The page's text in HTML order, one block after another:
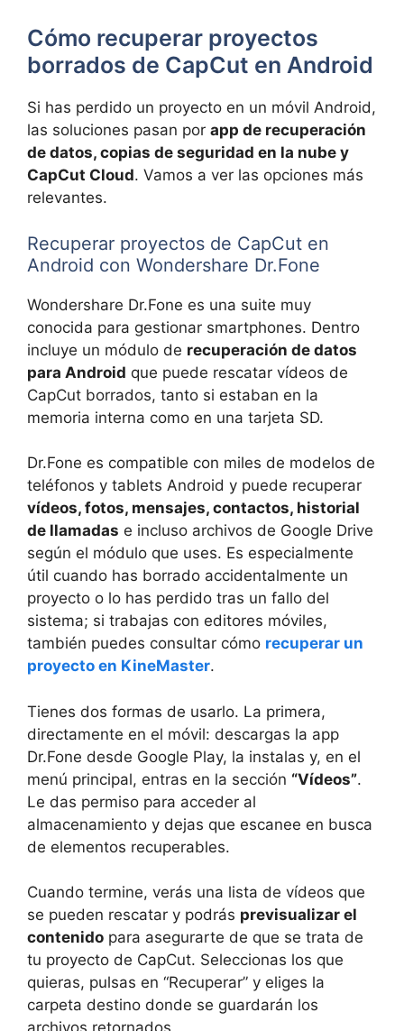
Cómo recuperar proyectos
borrados de CapCut en Android
Si has perdido un proyecto en un móvil Android,
las soluciones pasan por app de recuperación
de datos, copias de seguridad en la nube y
CapCut Cloud. Vamos a ver las opciones más
relevantes.
Recuperar proyectos de CapCut en
Android con Wondershare Dr.Fone
Wondershare Dr.Fone es una suite muy
conocida para gestionar smartphones. Dentro
incluye un módulo de recuperación de datos
para Android que puede rescatar vídeos de
CapCut borrados, tanto si estaban en la
memoria interna como en una tarjeta SD.
Dr.Fone es compatible con miles de modelos de
teléfonos y tablets Android y puede recuperar
vídeos, fotos, mensajes, contactos, historial
de llamadas e incluso archivos de Google Drive
según el módulo que uses. Es especialmente
útil cuando has borrado accidentalmente un
proyecto o lo has perdido tras un fallo del
sistema; si trabajas con editores móviles,
también puedes consultar cómo recuperar un
proyecto en KineMaster.
Tienes dos formas de usarlo. La primera,
directamente en el móvil: descargas la app
Dr.Fone desde Google Play, la instalas y, en el
menú principal, entras en la sección “Vídeos”.
Le das permiso para acceder al
almacenamiento y dejas que escanee en busca
de elementos recuperables.
Cuando termine, verás una lista de vídeos que
se pueden rescatar y podrás previsualizar el
contenido para asegurarte de que se trata de
tu proyecto de CapCut. Seleccionas los que
quieras, pulsas en “Recuperar” y eliges la
carpeta destino donde se guardarán los